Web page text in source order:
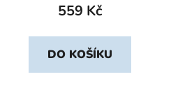
559 Kč
DO KOŠÍKU